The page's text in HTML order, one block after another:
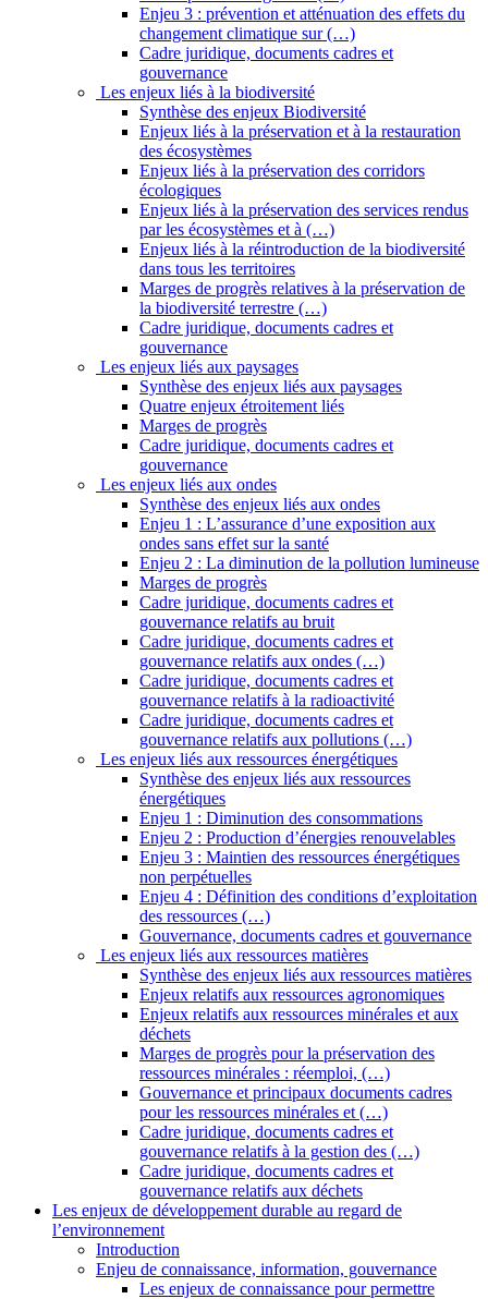
Enjeu 3 : prévention et atténuation des effets du
changement climatique sur (…)
Cadre juridique, documents cadres et
gouvernance
Les enjeux liés à la biodiversité
Synthèse des enjeux Biodiversité
Enjeux liés à la préservation et à la restauration
des écosystèmes
Enjeux liés à la préservation des corridors
écologiques
Enjeux liés à la préservation des services rendus
par les écosystèmes et à (…)
Enjeux liés à la réintroduction de la biodiversité
dans tous les territoires
Marges de progrès relatives à la préservation de
la biodiversité terrestre (…)
Cadre juridique, documents cadres et
gouvernance
Les enjeux liés aux paysages
Synthèse des enjeux liés aux paysages
Quatre enjeux étroitement liés
Marges de progrès
Cadre juridique, documents cadres et
gouvernance
Les enjeux liés aux ondes
Synthèse des enjeux liés aux ondes
Enjeu 1 : L’assurance d’une exposition aux
ondes sans effet sur la santé
Enjeu 2 : La diminution de la pollution lumineuse
Marges de progrès
Cadre juridique, documents cadres et
gouvernance relatifs au bruit
Cadre juridique, documents cadres et
gouvernance relatifs aux ondes (…)
Cadre juridique, documents cadres et
gouvernance relatifs à la radioactivité
Cadre juridique, documents cadres et
gouvernance relatifs aux pollutions (…)
Les enjeux liés aux ressources énergétiques
Synthèse des enjeux liés aux ressources
énergétiques
Enjeu 1 : Diminution des consommations
Enjeu 2 : Production d’énergies renouvelables
Enjeu 3 : Maintien des ressources énergétiques
non perpétuelles
Enjeu 4 : Définition des conditions d’exploitation
des ressources (…)
Gouvernance, documents cadres et gouvernance
Les enjeux liés aux ressources matières
Synthèse des enjeux liés aux ressources matières
Enjeux relatifs aux ressources agronomiques
Enjeux relatifs aux ressources minérales et aux
déchets
Marges de progrès pour la préservation des
ressources minérales : réemploi, (…)
Gouvernance et principaux documents cadres
pour les ressources minérales et (…)
Cadre juridique, documents cadres et
gouvernance relatifs à la gestion des (…)
Cadre juridique, documents cadres et
gouvernance relatifs aux déchets
Les enjeux de développement durable au regard de
l’environnement
Introduction
Enjeu de connaissance, information, gouvernance
Les enjeux de connaissance pour permettre